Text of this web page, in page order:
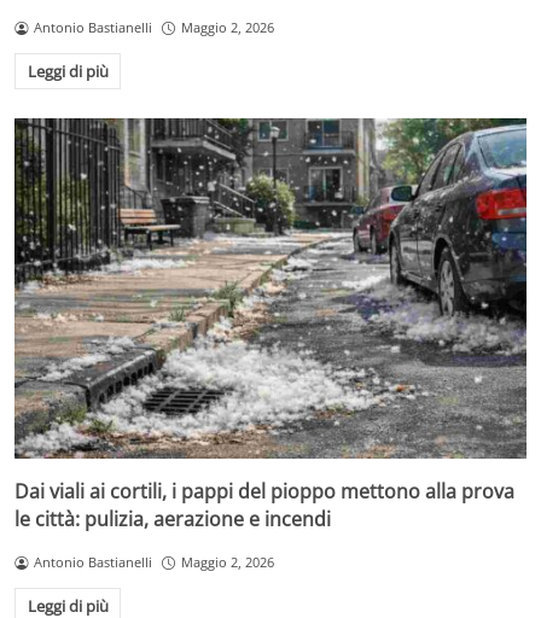
Antonio Bastianelli Maggio 2, 2026
Leggi di più
Dai viali ai cortili, i pappi del pioppo mettono alla prova
le città: pulizia, aerazione e incendi
Antonio Bastianelli Maggio 2, 2026
Leggi di più